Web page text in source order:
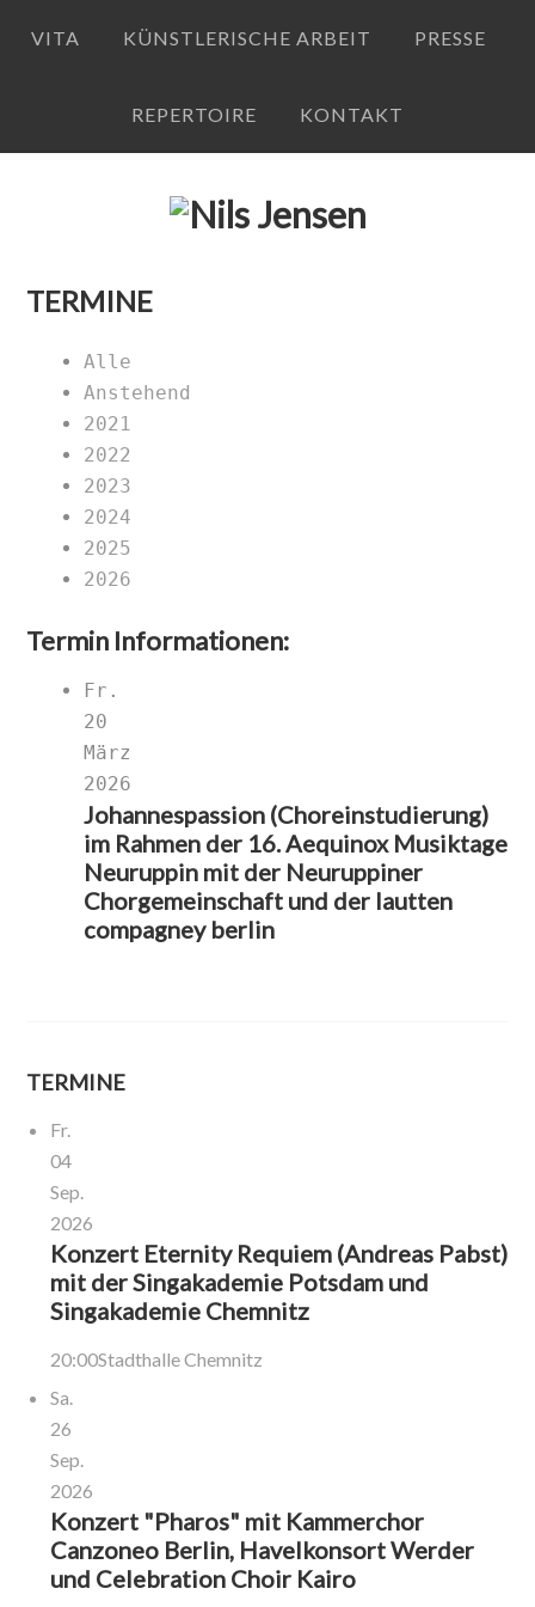
VITA KÜNSTLERISCHE ARBEIT PRESSE
REPERTOIRE KONTAKT
TERMINE
Alle
Anstehend
2021
2022
2023
2024
2025
2026
Termin Informationen:
Fr.
20
März
2026
Johannespassion (Choreinstudierung)
im Rahmen der 16. Aequinox Musiktage
Neuruppin mit der Neuruppiner
Chorgemeinschaft und der lautten
compagney berlin
TERMINE
Fr.
04
Sep.
2026
Konzert Eternity Requiem (Andreas Pabst)
mit der Singakademie Potsdam und
Singakademie Chemnitz
20:00Stadthalle Chemnitz
Sa.
26
Sep.
2026
Konzert "Pharos" mit Kammerchor
Canzoneo Berlin, Havelkonsort Werder
und Celebration Choir Kairo